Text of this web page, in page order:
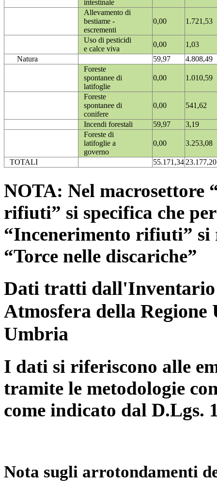
intestinale
Allevamento di
bestiame -
escrementi
0,00 1.721,53
Uso di pesticidi
e calce viva
0,00
1,03
Natura
59,97
4.808,49
Foreste
spontanee di
latifoglie
0,00 1.010,59
Foreste
spontanee di
conifere
0,00 541,62
Incendi forestali 59,97
3,19
Foreste di
latifoglie a
governo
0,00 3.253,08
TOTALI 55.171,3423.177,20
NOTA: Nel macrosettore
rifiuti” si specifica che
“Incenerimento rifiuti”
“Torce nelle discariche”
Dati tratti dall'Inventario
Atmosfera della
Umbria
I dati si riferiscono alle
tramite le metodologie
come indicato dal D.Lgs.
Nota sugli arrotondamenti